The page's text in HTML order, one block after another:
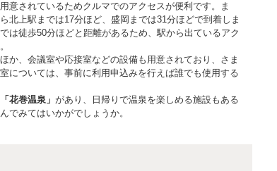
意されているためクルマでのアクセスが便利です。ま
北上駅までは17分ほど、盛岡までは31分ほどで到着しま
は徒歩50分ほどと距離があるため、駅から出ているアク
か、会議室や応接室などの設備も用意されており、さま
については、事前に利用申込みを行えば誰でも使用する
「花巻温泉」 があり、日帰りで温泉を楽しめる施設もある
でみてはいかがでしょうか。